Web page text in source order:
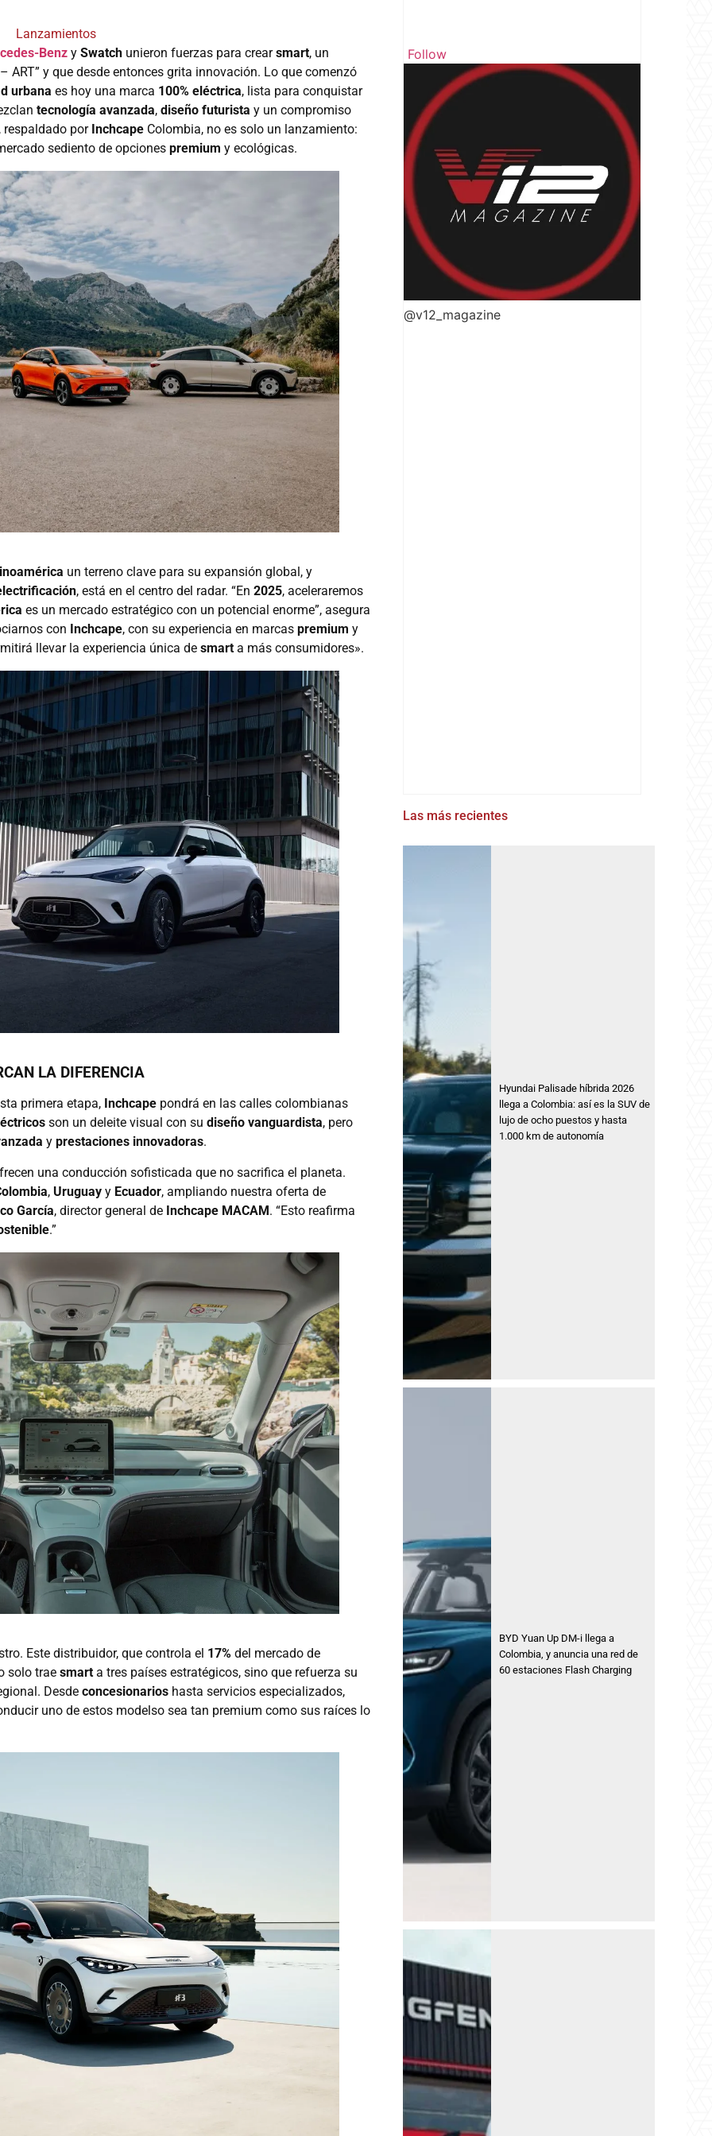
Lanzamientos
Benz y Swatch unieron fuerzas para crearsmart, un
ART” y que desde entonces grita innovación. Lo que comenzó
urbana es hoy una marca 100% eléctrica, lista para conquistar
tecnología avanzada, diseño futurista y un compromiso
respaldado por Inchcape Colombia, no es solo un lanzamiento:
sediento de opciones premium y ecológicas.
un terreno clave para su expansión global, y
, está en el centro del radar. “En 2025, aceleraremos
es un mercado estratégico con un potencial enorme”, asegura
con Inchcape, con su experiencia en marcas premium y
llevar la experiencia única de smart a más consumidores».
LA DIFERENCIA
primera etapa, Inchcape pondrá en las calles colombianas
son un deleite visual con su diseño vanguardista, pero
y prestaciones innovadoras.
una conducción sofisticada que no sacrifica el planeta.
, Uruguay y Ecuador, ampliando nuestra oferta de
García, director general de Inchcape MACAM. “Esto reafirma
.”
Este distribuidor, que controla el 17% del mercado de
solo trae smart a tres países estratégicos, sino que refuerza su
Desde concesionarios hasta servicios especializados,
uno de estos modelso sea tan premium como sus raíces lo
Follow
@v12_magazine
Las más recientes
Hyundai Palisade híbrida 2026
llega a Colombia: así es la SUV de
lujo de ocho puestos y hasta
1.000 km de autonomía
BYD Yuan Up DM-i llega a
Colombia, y anuncia una red de
60 estaciones Flash Charging